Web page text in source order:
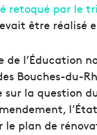
retoqué par le
être
l’Éducation
Bouches-du-
la question
plan de